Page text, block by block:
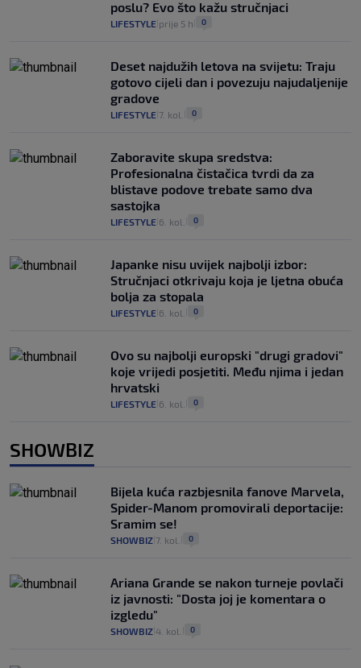
poslu? Evo što kažu stručnjaci
LIFESTYLE prije 5 h 0
Deset najdužih letova na svijetu: Traju
gotovo cijeli dan i povezuju najudaljenije
gradove
LIFESTYLE 7. kol. 0
Zaboravite skupa sredstva:
Profesionalna čistačica tvrdi da za
blistave podove trebate samo dva
sastojka
LIFESTYLE 6. kol. 0
Japanke nisu uvijek najbolji izbor:
Stručnjaci otkrivaju koja je ljetna obuća
bolja za stopala
LIFESTYLE 6. kol. 0
Ovo su najbolji europski "drugi gradovi"
koje vrijedi posjetiti. Među njima i jedan
hrvatski
LIFESTYLE 6. kol. 0
SHOWBIZ
Bijela kuća razbjesnila fanove Marvela,
Spider-Manom promovirali deportacije:
Sramim se!
SHOWBIZ 7. kol. 0
Ariana Grande se nakon turneje povlači
iz javnosti: "Dosta joj je komentara o
izgledu"
SHOWBIZ 4. kol. 0